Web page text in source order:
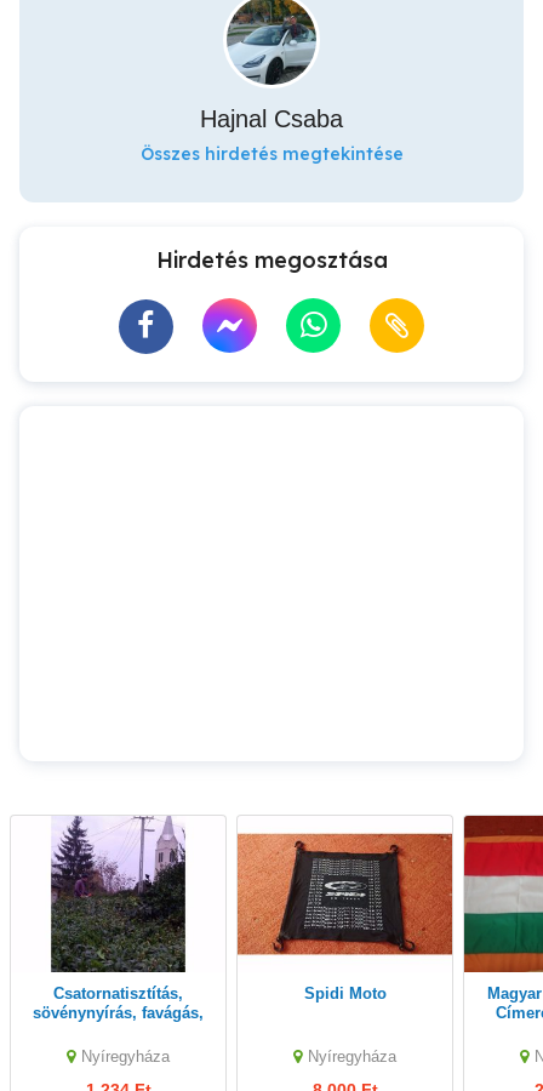
Hajnal Csaba
Összes hirdetés megtekintése
Hirdetés megosztása
Csatornatisztítás,
sövénynyírás, favágás,
magassági ágvágás,
ágdarálás
Nyíregyháza
Spidi Moto
Nyíregyháza
Magyar zászló Hímzett